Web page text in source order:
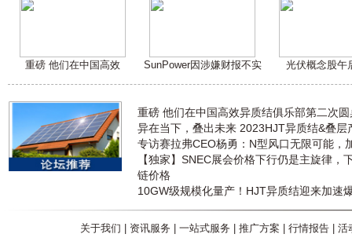
重磅 他们在中国高效 SunPower因涉嫌财报不实 光伏概念股午
重磅 他们在中国高效异质结俱乐部第二次
异在当下，叠出未来 2023HJT异质结&叠层
专访赛拉弗CEO杨勇：N型风口无限可能，
【独家】SNEC展会价格下行仍是主旋律，
链价格
10GW级规模化量产！HJT异质结迎来加速
关于我们 资讯服务 一站式服务 推广方案 行情报告| 活